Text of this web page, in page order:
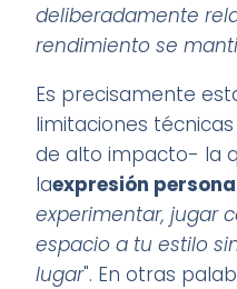
deliberadamente
rendimiento se
Es precisamente
limitaciones
de alto impacto- la
laexpresión
experimentar, jugar
espacio a tu estilo
lugar". En otras